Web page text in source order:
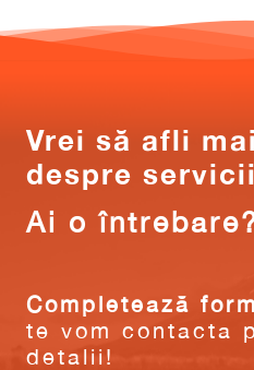
Vrei să afli
despre
Ai o
Completează
te vom contacta
detalii!